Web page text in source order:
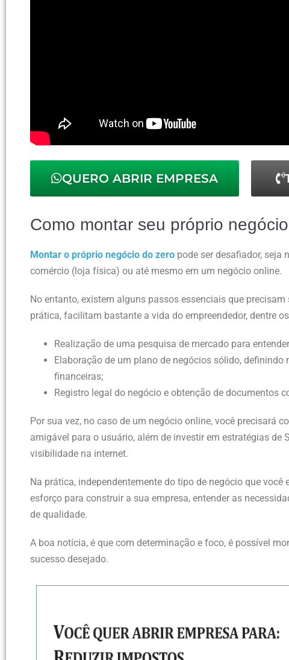
QUERO ABRIR EMPRESA
Como montar seu próprio
Montar o próprio negócio do zero pode ser desafiador, seja
comércio (loja física) ou até mesmo em um negócio online.
No entanto, existem alguns passos essenciais que
prática, facilitam bastante a vida do empreendedor, dentre
Realização de uma pesquisa de mercado para
Elaboração de um plano de negócios sólido,
financeiras;
Registro legal do negócio e obtenção de documentos
Por sua vez, no caso de um negócio online, você precisará
amigável para o usuário, além de investir em estratégias de
visibilidade na internet.
Na prática, independentemente do tipo de negócio que
esforço para construir a sua empresa, entender as
de qualidade.
A boa notícia, é que com determinação e foco, é possível
sucesso desejado.